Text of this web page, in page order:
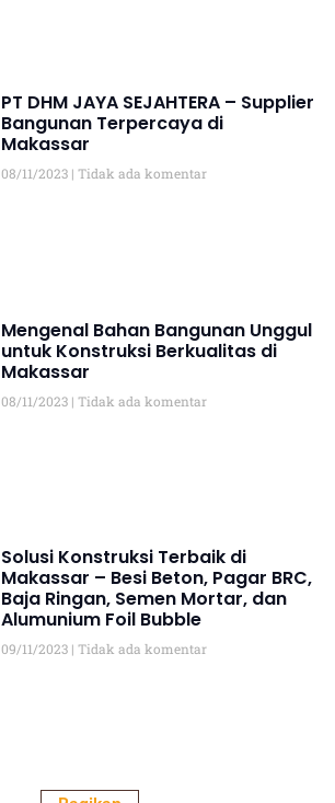
PT DHM JAYA SEJAHTERA – Supplier
Bangunan Terpercaya di
Makassar
08/11/2023 Tidak ada komentar
Mengenal Bahan Bangunan Unggul
untuk Konstruksi Berkualitas di
Makassar
08/11/2023 Tidak ada komentar
Solusi Konstruksi Terbaik di
Makassar – Besi Beton, Pagar BRC,
Baja Ringan, Semen Mortar, dan
Alumunium Foil Bubble
09/11/2023 Tidak ada komentar